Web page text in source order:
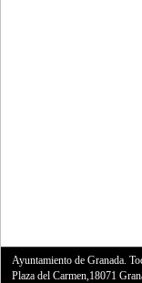
Ayuntamiento de Granada.
Plaza del Carmen,18071